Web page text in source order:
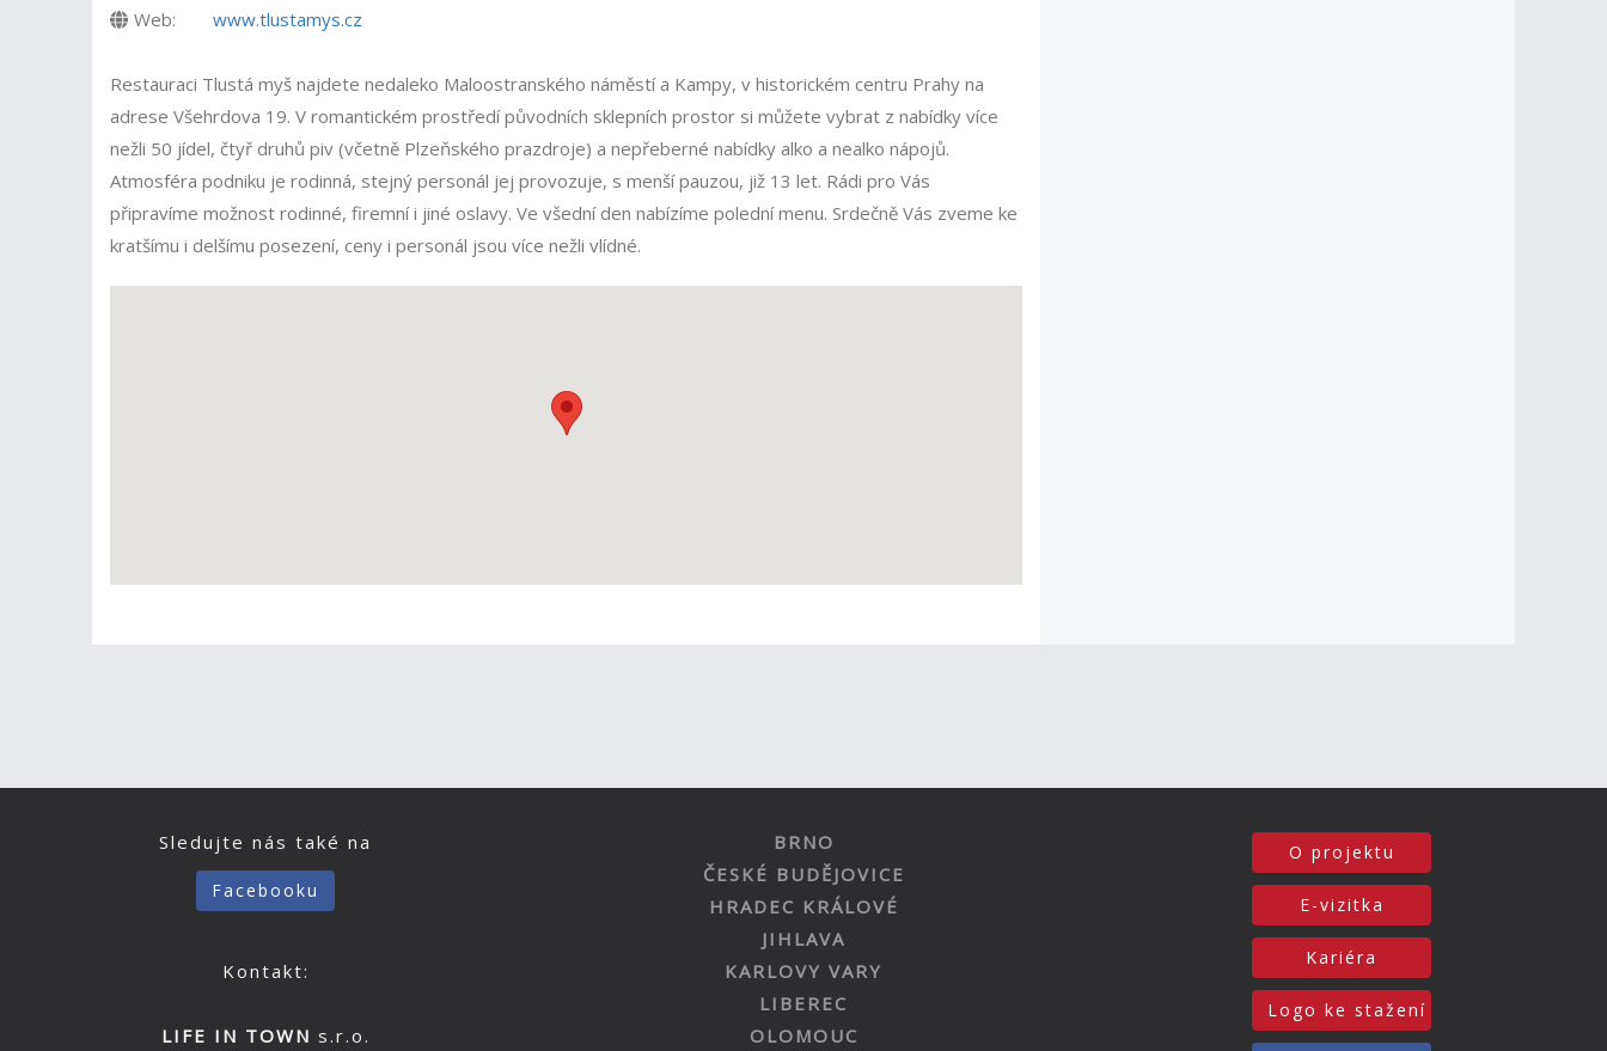
Web:
www.tlustamys.cz
Restauraci Tlustá myš najdete nedaleko Maloostranského náměstí a Kampy, v historickém centru Prahy na
adrese Všehrdova 19. V romantickém prostředí původních sklepních prostor si můžete vybrat z nabídky více
nežli 50 jídel, čtyř druhů piv (včetně Plzeňského prazdroje) a nepřeberné nabídky alko a nealko nápojů.
Atmosféra podniku je rodinná, stejný personál jej provozuje, s menší pauzou, již 13 let. Rádi pro Vás
připravíme možnost rodinné, firemní i jiné oslavy. Ve všední den nabízíme polední menu. Srdečně Vás zveme ke
kratšímu i delšímu posezení, ceny i personál jsou více nežli vlídné.
Sledujte nás také na
Facebooku
Kontakt:
LIFE IN TOWN s.r.o.
BRNO
ČESKÉ BUDĚJOVICE
HRADEC KRÁLOVÉ
JIHLAVA
KARLOVY VARY
LIBEREC
OLOMOUC
O projektu
E-vizitka
Kariéra
Logo ke stažení